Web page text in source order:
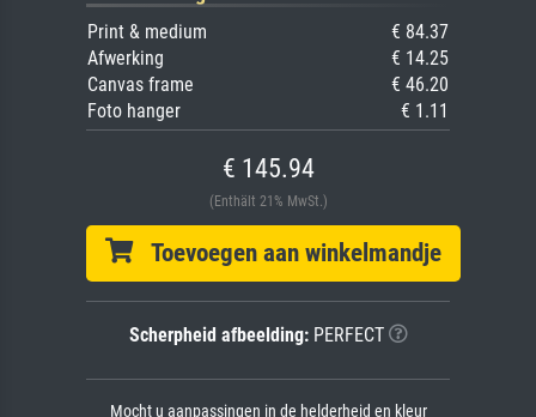
Print & medium
€ 84.37
Afwerking
€ 14.25
Canvas frame
€ 46.20
Foto hanger
€ 1.11
€ 145.94
(Enthält 21% MwSt.)
Toevoegen aan winkelmandje
Scherpheid afbeelding:PERFECT
Mocht u aanpassingen in de helderheid en kleur